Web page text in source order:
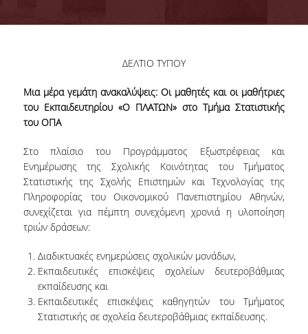
ACADEMIC REPUTATION QS2022
ΕΡΓΑΣΤΗΡΙΑ
ΕΡΓΑΣΤΗΡΙΟ ΕΦΑΡΜΟΣΜΕΝΗΣ ΣΤΑΤΙΣΤΙΚΗΣ,
ΠΙΘΑΝΟΤΗΤΩΝ ΚΑΙ ΑΝΑΛΥΣΗΣ ΔΕΔΟΜΕΝΩΝ
ΕΡΓΑΣΤΗΡΙΟ ΣΤΑΤΙΣΤΙΚΗΣ ΜΕΘΟΔΟΛΟΓΙΑΣ
ΕΡΓΑΣΤΗΡΙΟ ΥΠΟΛΟΓΙΣΤΙΚΗΣ ΚΑΙ
ΜΠΕΫΖΙΑΝΗΣ ΣΤΑΤΙΣΤΙΚΗΣ
ΕΡΓΑΣΤΗΡΙΟ ΣΤΟΧΑΣΤΙΚΗΣ
ΜΟΝΤΕΛΟΠΟΙΗΣΗΣ ΚΑΙ ΕΦΑΡΜΟΓΩΝ
ΔΕΛΤΙΟ ΤΥΠΟΥ
Μια μέρα γεμάτη ανακαλύψεις: Οι μαθητές και οι μαθήτριες
του Εκπαιδευτηρίου «Ο ΠΛΑΤΩΝ» στο Τμήμα Στατιστικής
του ΟΠΑ
Στο πλαίσιο του Προγράμματος Εξωστρέφειας και
Ενημέρωσης της Σχολικής Κοινότητας του Τμήματος
Στατιστικής της Σχολής Επιστημών και Τεχνολογίας της
Πληροφορίας του Οικονομικού Πανεπιστημίου Αθηνών,
συνεχίζεται για πέμπτη συνεχόμενη χρονιά η υλοποίηση
τριών δράσεων:
Διαδικτυακές ενημερώσεις σχολικών μονάδων,
Εκπαιδευτικές επισκέψεις σχολείων δευτεροβάθμιας
εκπαίδευσης και
Εκπαιδευτικές επισκέψεις καθηγητών του Τμήματος
Στατιστικής σε σχολεία δευτεροβάθμιας εκπαίδευσης.